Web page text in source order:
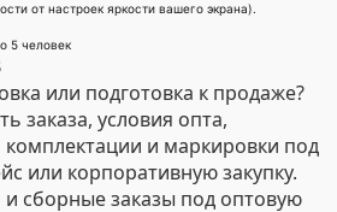
от настроек яркости вашего экрана).
5 человек
или подготовка к продаже?
заказа, условия опта,
комплектации и маркировки под
или корпоративную закупку.
и сборные заказы под оптовую